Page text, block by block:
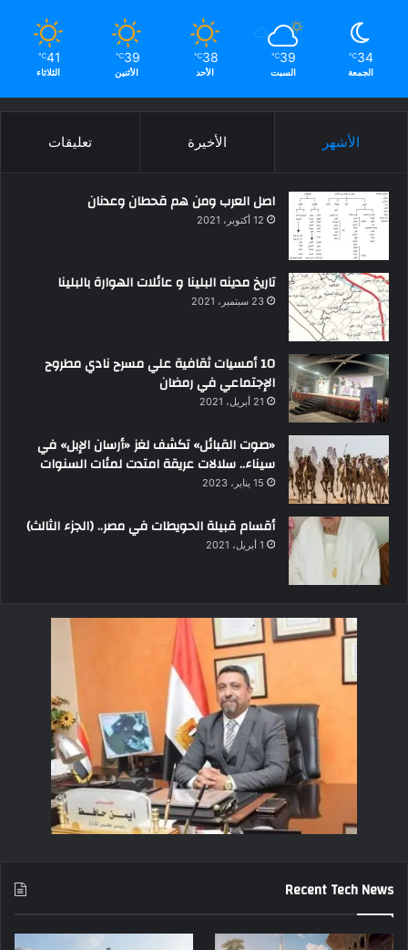
34
℃
الجمعة
39
℃
السبت
38
℃
الأحد
39
℃
الأثنين
41
℃
الثلاثاء
الأشهر الأخيرة تعليقات
اصل العرب ومن هم قحطان وعدنان
12 أكتوبر، 2021
تاريخ مدينه البلينا و عائلات الهوارة بالبلينا
23 سبتمبر، 2021
10 أمسيات ثقافية علي مسرح نادي مطروح
الإجتماعي في رمضان
21 أبريل، 2021
«صوت القبائل» تكشف لغز «أرسان الإبل» في
سيناء.. سلالات عريقة امتدت لمئات السنوات
15 يناير، 2023
أقسام قبيلة الحويطات في مصر.. (الجزء الثالث)
1 أبريل، 2021
Recent Tech News